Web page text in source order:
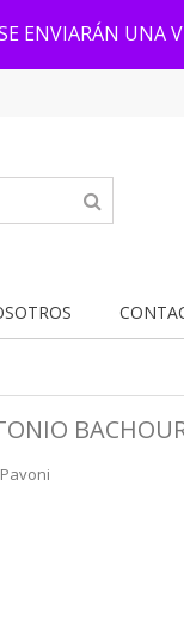
ENVIARÁN UNA